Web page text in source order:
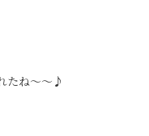
たね～～♪